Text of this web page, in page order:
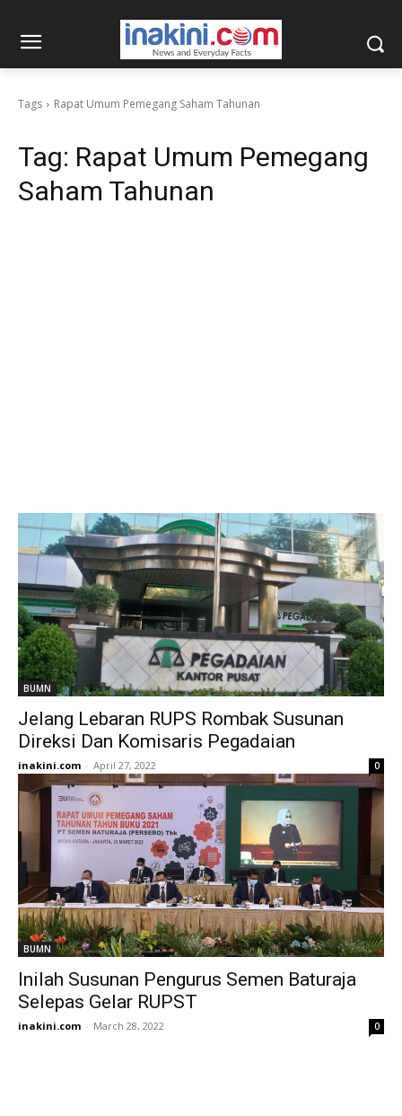
Tags Rapat Umum Pemegang Saham Tahunan
Tag: Rapat Umum Pemegang
Saham Tahunan
BUMN
Jelang Lebaran RUPS Rombak Susunan
Direksi Dan Komisaris Pegadaian
inakini.com - April 27, 2022 0
BUMN
Inilah Susunan Pengurus Semen Baturaja
Selepas Gelar RUPST
inakini.com - March 28, 2022 0